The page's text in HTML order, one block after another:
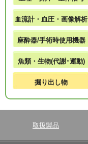
血流計・血圧・画像解析
麻酔器/手術時使用機器
魚類・生物(代謝･運動)
掘り出し物
取扱製品